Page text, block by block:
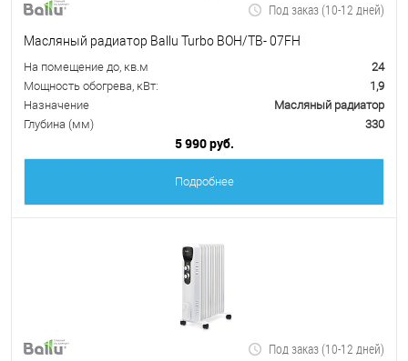
Под заказ (10-12 дней)
Масляный радиатор Ballu Turbo BOH/TB- 07FH
На помещение до, кв.м
24
Мощность обогрева, кВт:
1,9
Назначение
Масляный радиатор
Глубина (мм)
330
5 990 руб.
Подробнее
Под заказ (10-12 дней)